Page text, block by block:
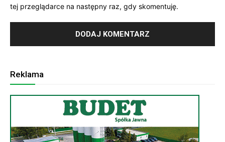
tej przeglądarce na następny raz, gdy skomentuję.
Reklama